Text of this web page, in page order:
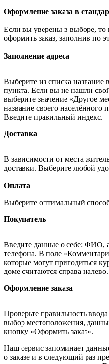
Оформление заказа в
Если вы уверены в выборе, то
оформить заказ, заполнив по
Заполнение адреса
Выберите из списка название
пункта. Если вы не нашли
выберите значение «Другое
название своего населённого
Введите правильный индекс.
Доставка
В зависимости от места
доставки. Выберите любой
Оплата
Выберите оптимальный
Покупатель
Введите данные о себе: ФИО,
телефона. В поле
которые могут пригодиться
доме считаются справа налево.
Оформление заказа
Проверьте правильность
выбор местоположения,
кнопку «Оформить заказ».
Наш сервис запоминает
о заказе и в следующий раз